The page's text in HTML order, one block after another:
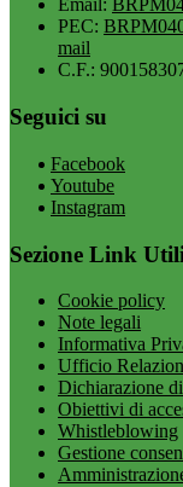
Email:
PEC:
mail
C.F.:
Seguici su
Facebook
Youtube
Instagram
Sezione Link Utili
Cookie policy
Note legali
Informativa
Ufficio
Dichiarazione
Obiettivi di
Whistleblowing
Gestione